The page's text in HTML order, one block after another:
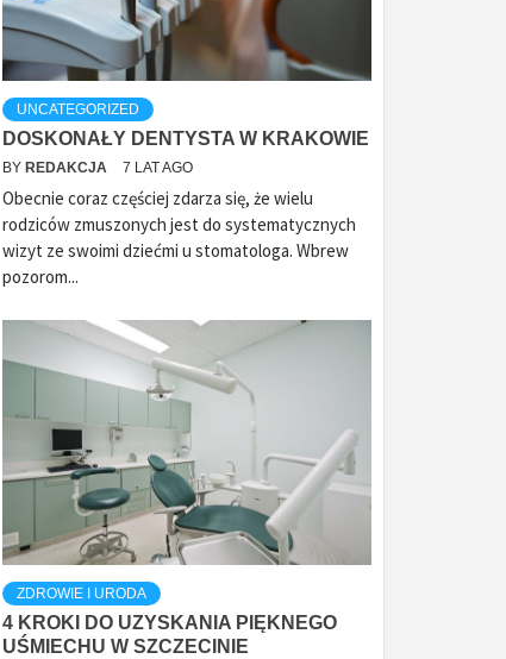
UNCATEGORIZED
DOSKONAŁY DENTYSTA W KRAKOWIE
BY REDAKCJA 7 LAT AGO
Obecnie coraz częściej zdarza się, że wielu
rodziców zmuszonych jest do systematycznych
wizyt ze swoimi dziećmi u stomatologa. Wbrew
pozorom...
ZDROWIE I URODA
4 KROKI DO UZYSKANIA PIĘKNEGO
UŚMIECHU W SZCZECINIE